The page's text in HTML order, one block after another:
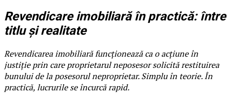
Revendicare imobiliară în practică: între
titlu și realitate
Revendicarea imobiliară funcționează ca o acțiune în
justiție prin care proprietarul neposesor solicită restituirea
bunului de la posesorul neproprietar. Simplu în teorie. În
practică, lucrurile se încurcă rapid.